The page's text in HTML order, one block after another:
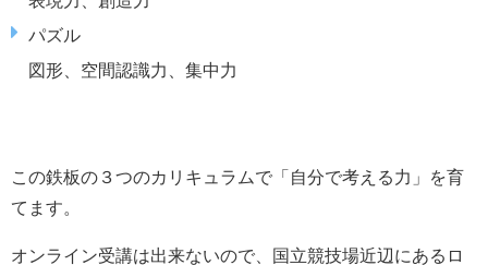
パズル
図形、空間認識力、集中力
この鉄板の３つのカリキュラムで「自分で考える力」を育
てます。
オンライン受講は出来ないので、国立競技場近辺にあるロ